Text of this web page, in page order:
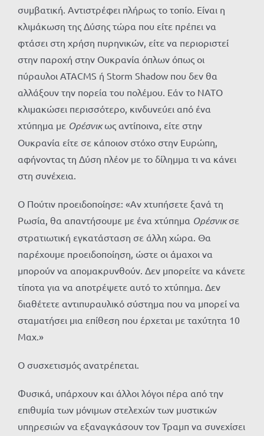
συμβατική. Αντιστρέφει πλήρως το τοπίο. Είναι η
κλιμάκωση της Δύσης τώρα που είτε πρέπει να
φτάσει στη χρήση πυρηνικών, είτε να περιοριστεί
στην παροχή στην Ουκρανία όπλων όπως οι
πύραυλοι ATACMS ή Storm Shadow που δεν θα
αλλάξουν την πορεία του πολέμου. Εάν το ΝΑΤΟ
κλιμακώσει περισσότερο, κινδυνεύει από ένα
χτύπημα με Ορέσνικως αντίποινα, είτε στην
Ουκρανία είτε σε κάποιον στόχο στην Ευρώπη,
αφήνοντας τη Δύση πλέον με το δίλημμα τι να κάνει
στη συνέχεια.
Ο Πούτιν προειδοποίησε: «Αν χτυπήσετε ξανά τη
Ρωσία, θα απαντήσουμε με ένα χτύπημα Ορέσνικσε
στρατιωτική εγκατάσταση σε άλλη χώρα. Θα
παρέχουμε προειδοποίηση, ώστε οι άμαχοι να
μπορούν να απομακρυνθούν. Δεν μπορείτε να κάνετε
τίποτα για να αποτρέψετε αυτό το χτύπημα. Δεν
διαθέτετε αντιπυραυλικό σύστημα που να μπορεί να
σταματήσει μια επίθεση που έρχεται με ταχύτητα 10
Μαχ.»
Ο συσχετισμός ανατρέπεται.
Φυσικά, υπάρχουν και άλλοι λόγοι πέρα ​​από την
επιθυμία των μόνιμων στελεχών των μυστικών
υπηρεσιών να εξαναγκάσουν τον Τραμπ να συνεχίσει